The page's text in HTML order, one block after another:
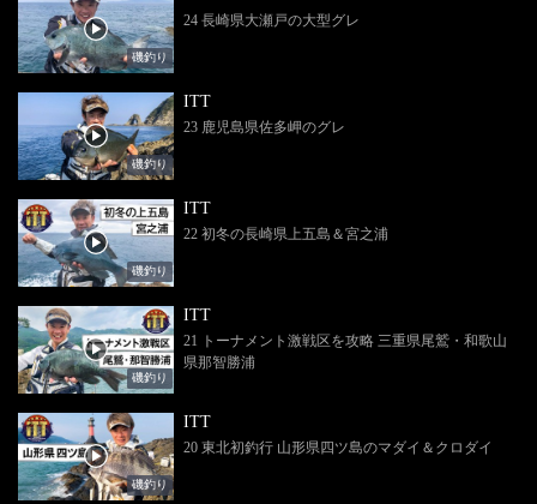
磯釣り
24 長崎県大瀬戸の大型グレ
磯釣り
ITT
23 鹿児島県佐多岬のグレ
磯釣り
ITT
22 初冬の長崎県上五島＆宮之浦
磯釣り
ITT
21 トーナメント激戦区を攻略 三重県尾鷲・和歌山
県那智勝浦
磯釣り
ITT
20 東北初釣行 山形県四ツ島のマダイ＆クロダイ